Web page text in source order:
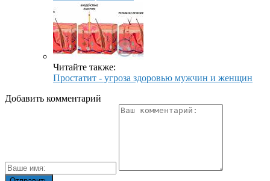
Читайте также:
Простатит - угроза здоровью мужчин и женщин
Добавить комментарий